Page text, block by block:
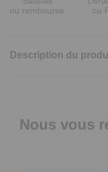
ou remboursé
ou
Description du
Nous vous